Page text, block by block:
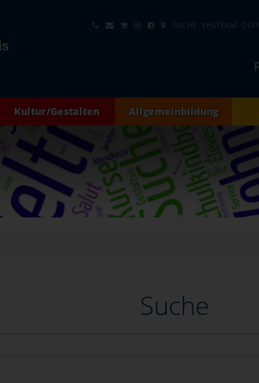
SUCHE VHSTEAM
Kultur/Gestalten Allgemeinbildung
Suche